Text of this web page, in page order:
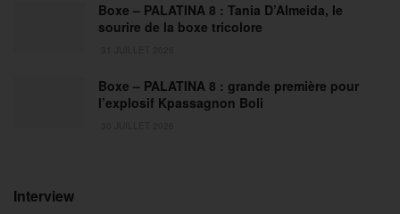
Boxe – PALATINA 8 : Tania D’Almeida, le
sourire de la boxe tricolore
Boxe – PALATINA 8 : grande première pour
l’explosif Kpassagnon Boli
Interview